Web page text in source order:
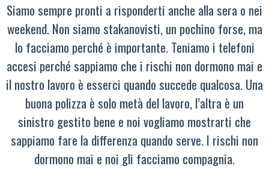
Siamo sempre pronti a risponderti anche alla sera o nei
weekend. Non siamo stakanovisti, un pochino forse, ma
lo facciamo perché è importante. Teniamo i telefoni
accesi perché sappiamo che i rischi non dormono mai e
il nostro lavoro è esserci quando succede qualcosa. Una
buona polizza è solo metà del lavoro, l’altra è un
sinistro gestito bene e noi vogliamo mostrarti che
sappiamo fare la differenza quando serve. I rischi non
dormono mai e noi gli facciamo compagnia.